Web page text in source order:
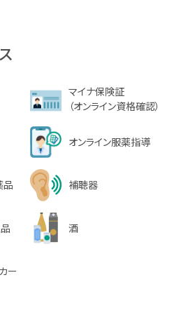
マイナ保険証
（オンライン資格確認）
オンライン服薬指導
品 補聴器
酒
ー